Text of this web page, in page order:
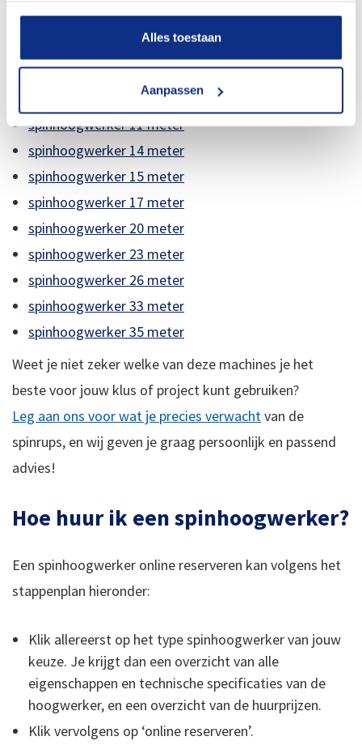
Alles toestaan
Aanpassen
een grotere of kleinere machine zoekt:
spinhoogwerker 11 meter
spinhoogwerker 14 meter
spinhoogwerker 15 meter
spinhoogwerker 17 meter
spinhoogwerker 20 meter
spinhoogwerker 23 meter
spinhoogwerker 26 meter
spinhoogwerker 33 meter
spinhoogwerker 35 meter
Weet je niet zeker welke van deze machines je het
beste voor jouw klus of project kunt gebruiken?
Leg aan ons voor wat je precies verwachtvan de
spinrups, en wij geven je graag persoonlijk en passend
advies!
Hoe huur ik een spinhoogwerker?
Een spinhoogwerker online reserveren kan volgens het
stappenplan hieronder:
Klik allereerst op het type spinhoogwerker van jouw
keuze. Je krijgt dan een overzicht van alle
eigenschappen en technische specificaties van de
hoogwerker, en een overzicht van de huurprijzen.
Klik vervolgens op ‘online reserveren’.